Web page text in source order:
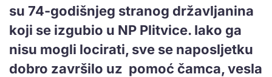
su 74-godišnjeg stranog državljanina
koji se izgubio u NP Plitvice. Iako ga
nisu mogli locirati, sve se naposljetku
dobro završilo uz pomoć čamca, vesla